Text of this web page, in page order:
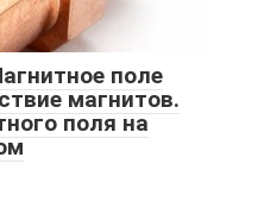
поле
магнитов.
поля на